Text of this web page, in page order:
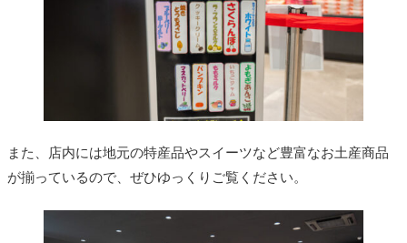
また、店内には地元の特産品やスイーツなど豊富なお土産商品
が揃っているので、ぜひゆっくりご覧ください。